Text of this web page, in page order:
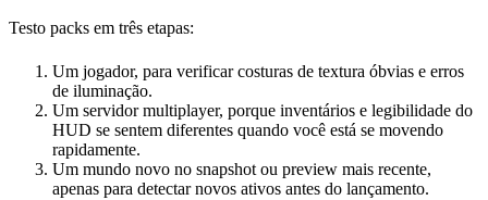
Testo packs em três etapas:
Um jogador, para verificar costuras de textura óbvias e erros
de iluminação.
Um servidor multiplayer, porque inventários e legibilidade do
HUD se sentem diferentes quando você está se movendo
rapidamente.
Um mundo novo no snapshot ou preview mais recente,
apenas para detectar novos ativos antes do lançamento.